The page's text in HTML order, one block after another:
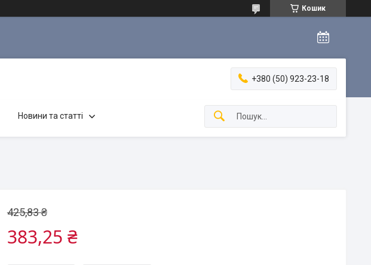
Кошик
+380 (50) 923-23-18
Новини та статті
425,83 ₴
383,25 ₴